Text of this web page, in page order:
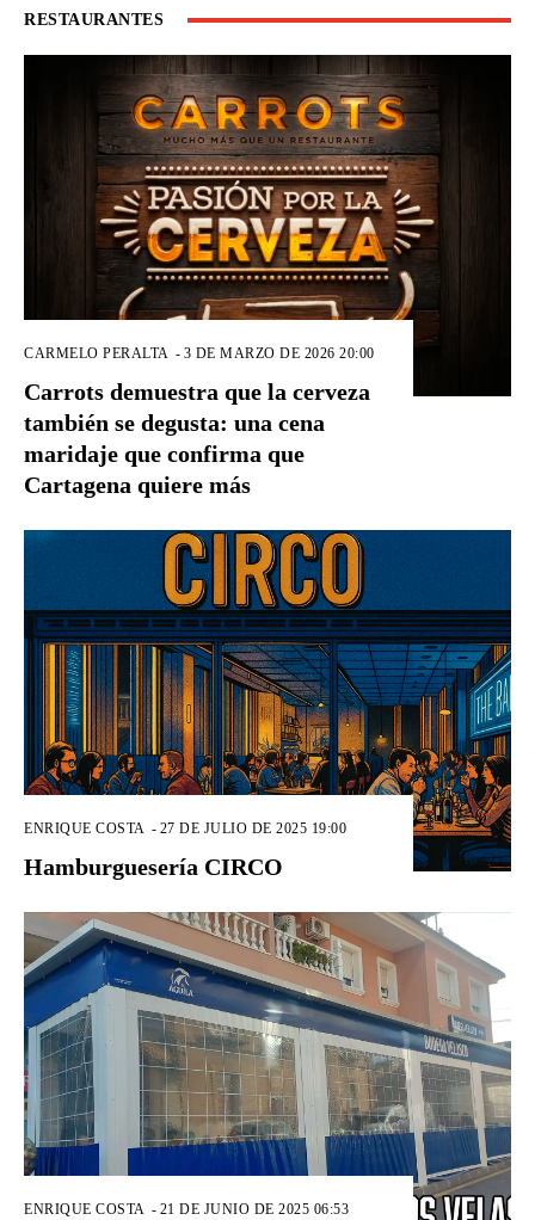
RESTAURANTES
CARMELO PERALTA - 3 DE MARZO DE 2026 20:00
Carrots demuestra que la cerveza
también se degusta: una cena
maridaje que confirma que
Cartagena quiere más
ENRIQUE COSTA - 27 DE JULIO DE 2025 19:00
Hamburguesería CIRCO
ENRIQUE COSTA - 21 DE JUNIO DE 2025 06:53